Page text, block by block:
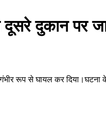
दुकान पर
रूप से घायल कर